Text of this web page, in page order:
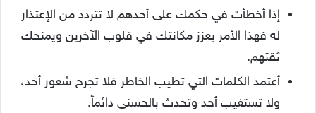
إذا أخطأت في حكمك على أحدهم لا تتردد من الإعتذار
له فهذا الأمر يعزز مكانتك في قلوب الآخرين ويمنحك
ثقتهم.
أعتمد الكلمات التي تطيب الخاطر فلا تجرح شعور أحد،
ولا تستغيب أحد وتحدث بالحسنى دائماً.